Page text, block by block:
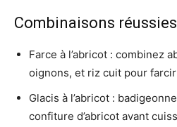
Combinaisons
Farce à l’abricot : combinez
oignons, et riz cuit pour
Glacis à l’abricot :
confiture d’abricot avant